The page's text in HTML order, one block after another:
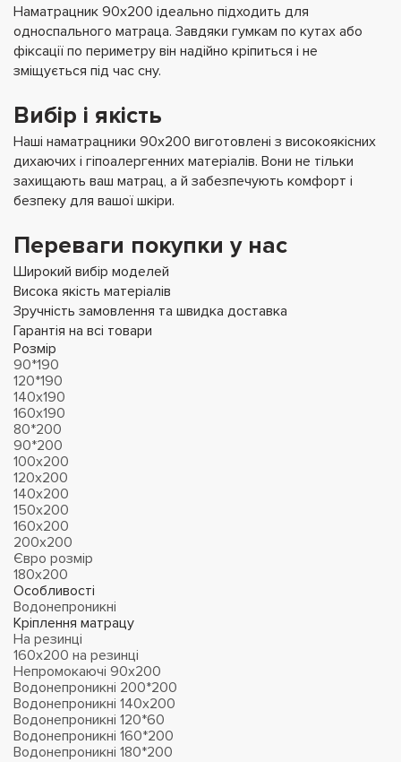
Наматрацник 90х200 ідеально підходить для
односпального матраца. Завдяки гумкам по кутах або
фіксації по периметру він надійно кріпиться і не
зміщується під час сну.
Вибір і якість
Наші наматрацники 90х200 виготовлені з високоякісних
дихаючих і гіпоалергенних матеріалів. Вони не тільки
захищають ваш матрац, а й забезпечують комфорт і
безпеку для вашої шкіри.
Переваги покупки у нас
Широкий вибір моделей
Висока якість матеріалів
Зручність замовлення та швидка доставка
Гарантія на всі товари
Розмір
90*190
120*190
140х190
160х190
80*200
90*200
100х200
120х200
140х200
150х200
160х200
200х200
Євро розмір
180х200
Особливості
Водонепроникні
Кріплення матрацу
На резинці
160х200 на резинці
Непромокаючі 90х200
Водонепроникні 200*200
Водонепроникні 140х200
Водонепроникні 120*60
Водонепроникні 160*200
Водонепроникні 180*200